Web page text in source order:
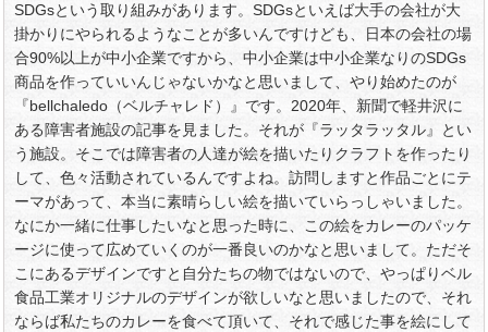
SDGsという取り組みがあります。SDGsといえば大手の会社が大
掛かりにやられるようなことが多いんですけども、日本の会社の場
合90%以上が中小企業ですから、中小企業は中小企業なりのSDGs
商品を作っていいんじゃないかなと思いまして、やり始めたのが
『bellchaledo（ベルチャレド）』です。2020年、新聞で軽井沢に
ある障害者施設の記事を見ました。それが『ラッタラッタル』とい
う施設。そこでは障害者の人達が絵を描いたりクラフトを作ったり
して、色々活動されているんですよね。訪問しますと作品ごとにテ
ーマがあって、本当に素晴らしい絵を描いていらっしゃいました。
なにか一緒に仕事したいなと思った時に、この絵をカレーのパッケ
ージに使って広めていくのが一番良いのかなと思いまして。ただそ
こにあるデザインですと自分たちの物ではないので、やっぱりベル
食品工業オリジナルのデザインが欲しいなと思いましたので、それ
ならば私たちのカレーを食べて頂いて、それで感じた事を絵にして